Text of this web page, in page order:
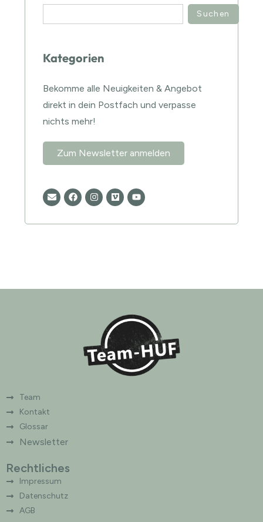
Suchen
Kategorien
Bekomme alle Neuigkeiten & Angebot
direkt in dein Postfach und verpasse
nichts mehr!
Zum Newsletter anmelden
Team
Kontakt
Glossar
Newsletter
Rechtliches
Impressum
Datenschutz
AGB